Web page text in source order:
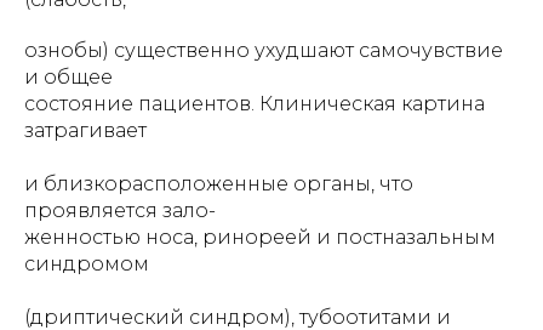
ознобы) существенно ухудшают самочувствие
и общее
состояние пациентов. Клиническая картина
затрагивает
и близкорасположенные органы, что
проявляется зало-
женностью носа, ринореей и постназальным
синдромом
(дриптический синдром), тубоотитами и